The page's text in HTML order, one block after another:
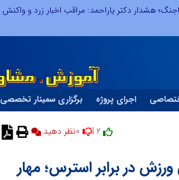
اجرای پروژه برگزاری سمینار تخصصی
در برابر استرس؛ مهار